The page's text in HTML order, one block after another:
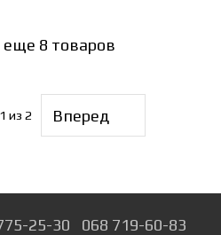
еще 8 товаров
1 из 2 Вперед
25-30 068 719-60-83